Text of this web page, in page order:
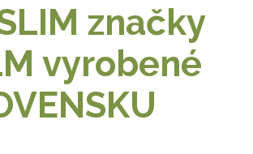
značky
vyrobené